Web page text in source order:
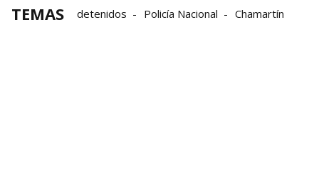
TEMAS detenidos Policía Nacional Chamartín